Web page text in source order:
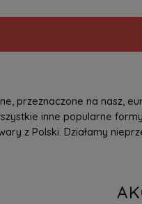
przeznaczone na nasz,
inne popularne formy
z Polski. Działamy